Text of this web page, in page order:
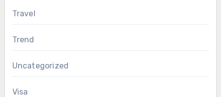
Travel
Trend
Uncategorized
Visa